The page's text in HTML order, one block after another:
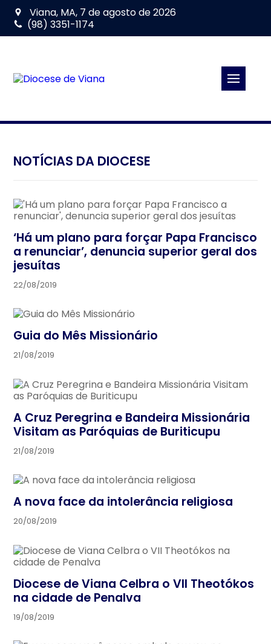
Viana, MA, 7 de agosto de 2026
(98) 3351-1174
NOTÍCIAS DA DIOCESE
‘Há um plano para forçar Papa Francisco
a renunciar’, denuncia superior geral dos
jesuítas
22/08/2019
Guia do Mês Missionário
21/08/2019
A Cruz Peregrina e Bandeira Missionária
Visitam as Paróquias de Buriticupu
21/08/2019
A nova face da intolerância religiosa
20/08/2019
Diocese de Viana Celbra o VII Theotókos
na cidade de Penalva
19/08/2019